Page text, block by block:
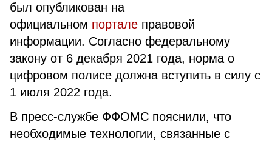
был опубликован на
официальном портале правовой
информации. Согласно федеральному
закону от 6 декабря 2021 года, норма о
цифровом полисе должна вступить в силу с
1 июля 2022 года.
В пресс-службе ФФОМС пояснили, что
необходимые технологии, связанные с